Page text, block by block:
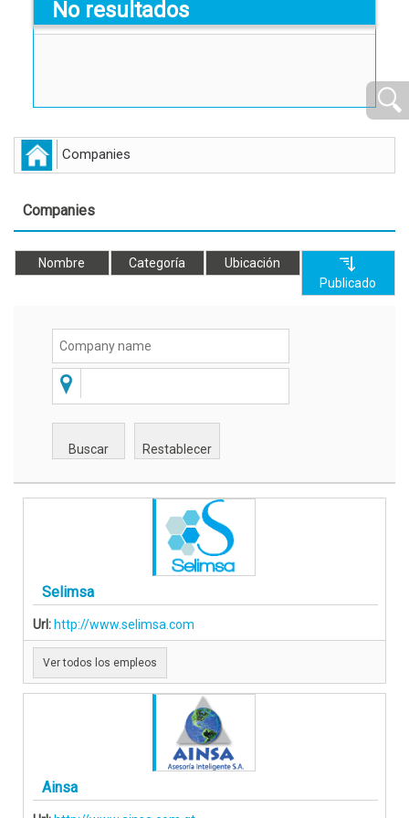
No resultados
Companies
Companies
Nombre Categoría
Ubicación
Publicado
Selimsa
Url: http://www.selimsa.com
Ver todos los empleos
Ainsa